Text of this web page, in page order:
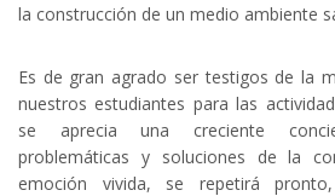
la construcción de un medio ambiente
Es de gran agrado ser testigos de la
nuestros estudiantes para las
se aprecia una creciente
problemáticas y soluciones de la
emoción vivida, se repetirá